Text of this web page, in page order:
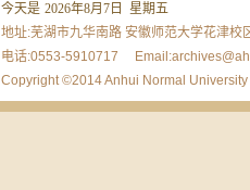
今天是 2026年8月7日 星期五
地址:芜湖市九华南路 安徽师范大学花津
电话:0553-5910717
Copyright ©2014 Anhui Normal